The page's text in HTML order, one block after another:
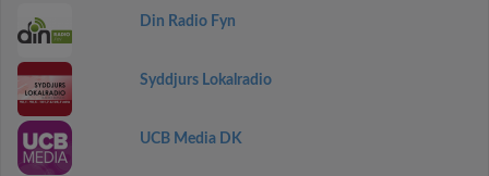
Din Radio Fyn
Syddjurs Lokalradio
UCB Media DK